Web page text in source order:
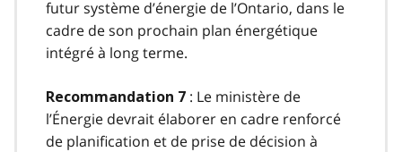
futur système d’énergie de l’Ontario, dans le
cadre de son prochain plan énergétique
intégré à long terme.
Recommandation 7 : Le ministère de
l’Énergie devrait élaborer en cadre renforcé
de planification et de prise de décision à